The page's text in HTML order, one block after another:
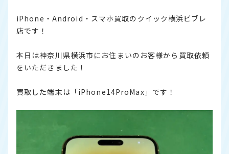
iPhone・Android・スマホ買取のクイック横浜ビブレ
店です！
本日は神奈川県横浜市にお住まいのお客様から買取依頼
をいただきました！
買取した端末は「iPhone14ProMax」です！